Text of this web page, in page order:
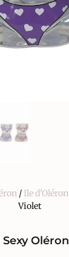
/ Ile d'Oléron
Violet